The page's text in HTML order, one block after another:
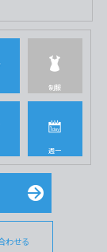
制服
週一
わせる